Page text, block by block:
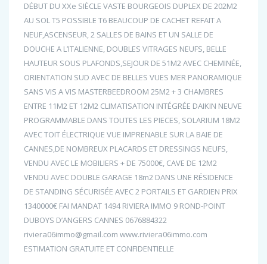
DÉBUT DU XXe SIÈCLE VASTE BOURGEOIS DUPLEX DE 202M2
AU SOL T5 POSSIBLE T6 BEAUCOUP DE CACHET REFAIT A
NEUF,ASCENSEUR, 2 SALLES DE BAINS ET UN SALLE DE
DOUCHE A L’ITALIENNE, DOUBLES VITRAGES NEUFS, BELLE
HAUTEUR SOUS PLAFONDS,SEJOUR DE 51M2 AVEC CHEMINÉE,
ORIENTATION SUD AVEC DE BELLES VUES MER PANORAMIQUE
SANS VIS A VIS MASTERBEEDROOM 25M2 + 3 CHAMBRES
ENTRE 11M2 ET 12M2 CLIMATISATION INTÉGRÉE DAIKIN NEUVE
PROGRAMMABLE DANS TOUTES LES PIECES, SOLARIUM 18M2
AVEC TOIT ÉLECTRIQUE VUE IMPRENABLE SUR LA BAIE DE
CANNES,DE NOMBREUX PLACARDS ET DRESSINGS NEUFS,
VENDU AVEC LE MOBILIERS + DE 75000€, CAVE DE 12M2
VENDU AVEC DOUBLE GARAGE 18m2 DANS UNE RÉSIDENCE
DE STANDING SÉCURISÉE AVEC 2 PORTAILS ET GARDIEN PRIX
1340000€ FAI MANDAT 1494 RIVIERA IMMO 9 ROND-POINT
DUBOYS D’ANGERS CANNES 0676884322
riviera06immo@gmail.com www.riviera06immo.com
ESTIMATION GRATUITE ET CONFIDENTIELLE